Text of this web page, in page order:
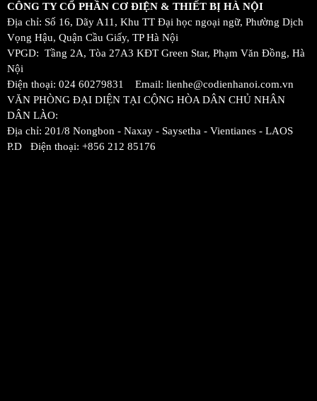
CÔNG TY CỔ PHẦN CƠ ĐIỆN & THIẾT BỊ HÀ NỘI
Địa chỉ: Số 16, Dãy A11, Khu TT Đại học ngoại ngữ, Phường Dịch
Vọng Hậu, Quận Cầu Giấy, TP Hà Nội
VPGD: Tầng 2A, Tòa 27A3 KĐT Green Star, Phạm Văn Đồng, Hà
Nội
Điện thoại: 024 60279831 Email: lienhe@codienhanoi.com.vn
VĂN PHÒNG ĐẠI DIỆN TẠI CỘNG HÒA DÂN CHỦ NHÂN
DÂN LÀO:
Địa chỉ: 201/8 Nongbon - Naxay - Saysetha - Vientianes - LAOS
P.D Điện thoại: +856 212 85176